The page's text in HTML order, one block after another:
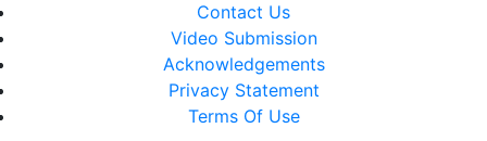
Contact Us
Video Submission
Acknowledgements
Privacy Statement
Terms Of Use